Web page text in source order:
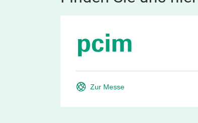
Zur Messe